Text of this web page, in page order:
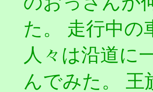
た。 走行中の
人々は沿道に
んでみた。 王